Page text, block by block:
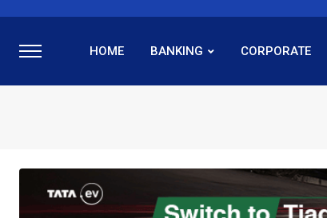
HOME BANKING CORPORATE